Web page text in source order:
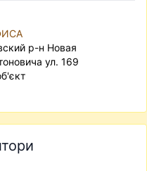
р-н Новая
ул. 169